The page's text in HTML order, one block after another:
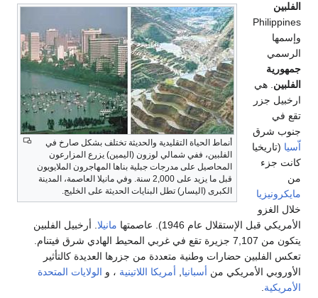
أنماط الحياة التقليدية والحديثة تختلف بشكل صارخ في
الفلبين، ففي شمالي لوزون (اليمين) يزرع المزارعون
المحاصيل على مدرجات جبلية بناها المهاجرون الملايويون
قبل ما يزيد على 2,000 سنة. وفي مانيلا العاصمة، المدينة
الكبرى (اليسار) تطل البنايات الحديثة على الخليج.
الفلبين
Philippines
وإسمها
الرسمي
جمهورية
الفلبين. هي
ارخبيل جزر
تقع في
جنوب شرق
اّسيا (تاريخيا
كانت جزء
من
مايكرونيزيا
خلال الغزو
الأمريكي قبل الإستقلال عام 1946). عاصمتها
مانيلا. أرخبيل الفلبين
يتكون من 7,107 جزيرة تقع في غربي المحيط الهادي شرق فيتنام.
تعكس الفلبين حضارات وطنية متعددة من جزرها العديدة كالتأثير
الأوروبي الأمريكي من أسبانيا, أمريكا اللاتينية ، و الولايات المتحدة
الأمريكية.